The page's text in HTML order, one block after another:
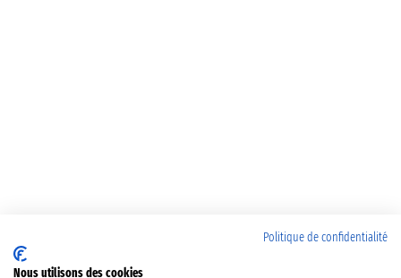
Politique de confidentialité
Nous utilisons des cookies